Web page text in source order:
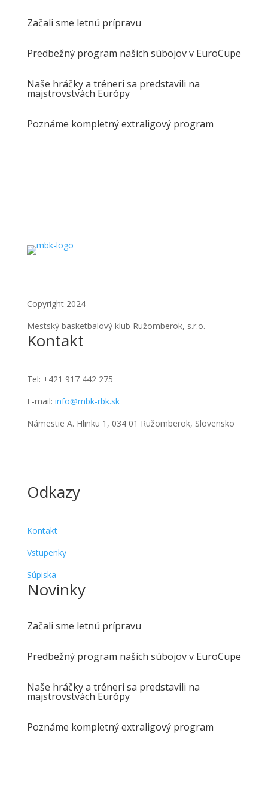
Začali sme letnú prípravu
Predbežný program našich súbojov v EuroCupe
Naše hráčky a tréneri sa predstavili na
majstrovstvách Európy
Poznáme kompletný extraligový program
Copyright 2024
Mestský basketbalový klub Ružomberok, s.r.o.
Kontakt
Tel: +421 917 442 275
E-mail: info@mbk-rbk.sk
Námestie A. Hlinku 1, 034 01 Ružomberok, Slovensko
Odkazy
Kontakt
Vstupenky
Súpiska
Novinky
Začali sme letnú prípravu
Predbežný program našich súbojov v EuroCupe
Naše hráčky a tréneri sa predstavili na
majstrovstvách Európy
Poznáme kompletný extraligový program